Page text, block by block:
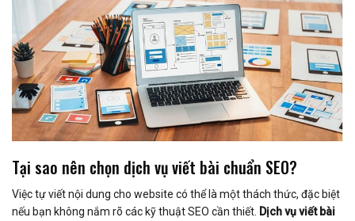
Tại sao nên chọn dịch vụ viết bài chuẩn SEO?
Việc tự viết nội dung cho website có thể là một thách thức, đặc biệt
nếu bạn không nắm rõ các kỹ thuật SEO cần thiết. Dịch vụ viết bài